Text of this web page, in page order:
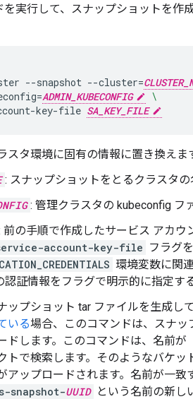
を実行して、スナップショットを作
--snapshot --cluster=
=ADMIN_KUBECONFIG
\
key-file SA_KEY_FILE
スタ環境に固有の情報に置き換えま
: スナップショットをとるクラスタの
: 管理クラスタの kubeconfig フ
前の手順で作成したサービス アカウ
account-key-file フラグ
環境変数に関
認証情報をフラグで明示的に指定す
ップショット tar ファイルを生成し
いる場合、このコマンドは、スナッ
ドします。このコマンドは、名前が
トで検索します。そのようなバケ
アップロードされます。名前が一
snapshot-UUID という名前の新し